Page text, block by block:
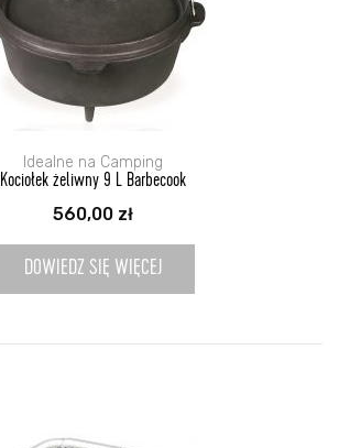
Idealne na Camping
Kociołek żeliwny 9 L Barbecook
560,00 zł
DOWIEDZ SIĘ WIĘCEJ